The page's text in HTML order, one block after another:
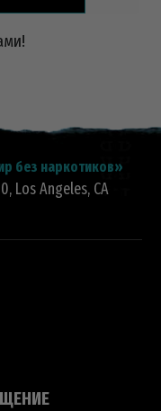
без наркотиков»
, Los Angeles, CA